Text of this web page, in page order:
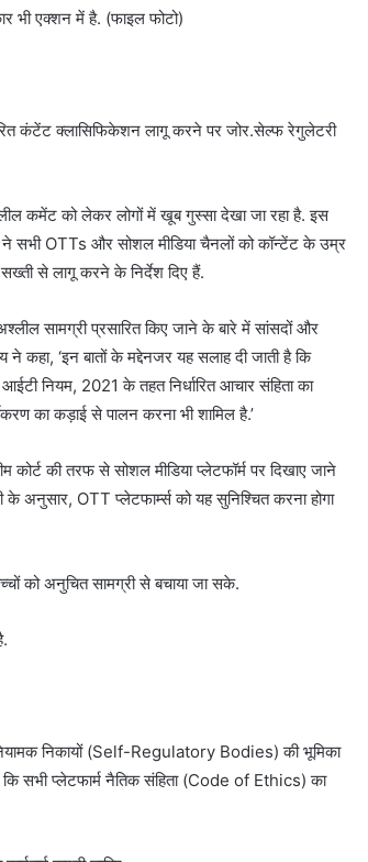
भी एक्शन में है. (फाइल फोटो)
कंटेंट क्लासिफिकेशन लागू करने पर जोर.सेल्फ रेगुलेटरी
कमेंट को लेकर लोगों में खूब गुस्सा देखा जा रहा है. इस
ने सभी OTTs और सोशल मीडिया चैनलों को कॉन्टेंट के उम्र
से लागू करने के निर्देश दिए हैं.
सामग्री प्रसारित किए जाने के बारे में सांसदों और
कहा, ‘इन बातों के मद्देनजर यह सलाह दी जाती है कि
नियम, 2021 के तहत निर्धारित आचार संहिता का
का कड़ाई से पालन करना भी शामिल है.’
कोर्ट की तरफ से सोशल मीडिया प्लेटफॉर्म पर दिखाए जाने
अनुसार, OTT प्लेटफार्म्स को यह सुनिश्चित करना होगा
को अनुचित सामग्री से बचाया जा सके.
निकायों (Self-Regulatory Bodies) की भूमिका
कि सभी प्लेटफार्म नैतिक संहिता (Code of Ethics) का